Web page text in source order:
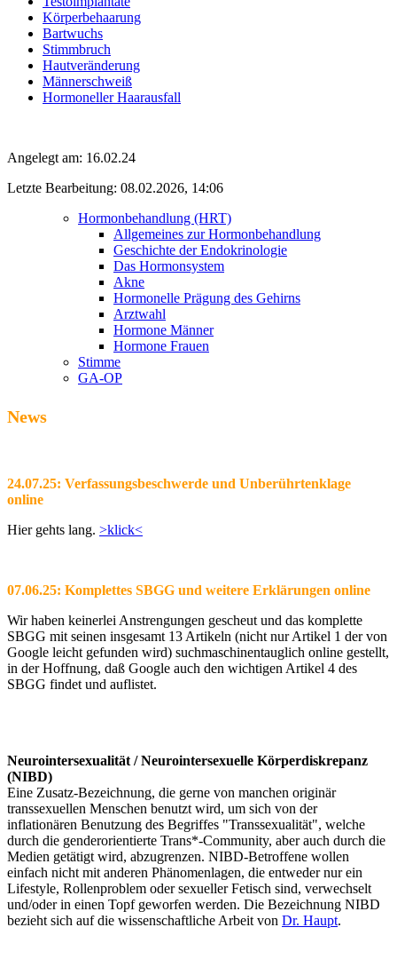
Körperbehaarung
Bartwuchs
Stimmbruch
Hautveränderung
Männerschweiß
Hormoneller Haarausfall
Angelegt am: 16.02.24
Letzte Bearbeitung: 08.02.2026, 14:06
Hormonbehandlung (HRT)
Allgemeines zur Hormonbehandlung
Geschichte der Endokrinologie
Das Hormonsystem
Akne
Hormonelle Prägung des Gehirns
Arztwahl
Hormone Männer
Hormone Frauen
Stimme
GA-OP
News
24.07.25: Verfassungsbeschwerde und Unberührtenklage
online
Hier gehts lang. >klick<
07.06.25: Komplettes SBGG und weitere Erklärungen online
Wir haben keinerlei Anstrengungen gescheut und das komplette
SBGG mit seinen insgesamt 13 Artikeln (nicht nur Artikel 1 der von
Google leicht gefunden wird) suchmaschinentauglich online gestellt,
in der Hoffnung, daß Google auch den wichtigen Artikel 4 des
SBGG findet und auflistet.
Neurointersexualität / Neurointersexuelle Körperdiskrepanz
(NIBD)
Eine Zusatz-Bezeichnung, die gerne von manchen originär
transsexuellen Menschen benutzt wird, um sich von der
inflationären Benutzung des Begriffes "Transsexualität", welche
durch die genderorientierte Trans*-Community, aber auch durch die
Medien getätigt wird, abzugrenzen. NIBD-Betroffene wollen
einfach nicht mit anderen Phänomenlagen, die entweder nur ein
Lifestyle, Rollenproblem oder sexueller Fetisch sind, verwechselt
und/oder in einen Topf geworfen werden. Die Bezeichnung NIBD
bezieht sich auf die wissenschaftliche Arbeit von Dr. Haupt.